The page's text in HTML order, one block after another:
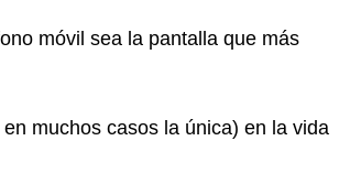
móvil sea la pantalla que más
muchos casos la única) en la vida